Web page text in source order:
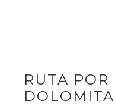
RUTA POR